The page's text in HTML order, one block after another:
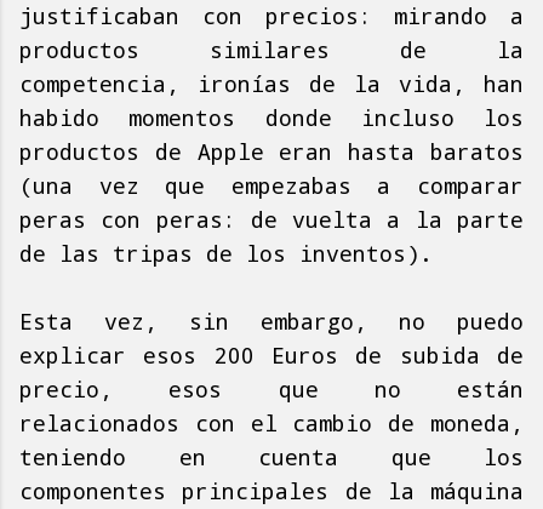
justificaban con precios: mirando a
productos similares de la
competencia, ironías de la vida, han
habido momentos donde incluso los
productos de Apple eran hasta baratos
(una vez que empezabas a comparar
peras con peras: de vuelta a la parte
de las tripas de los inventos).
Esta vez, sin embargo, no puedo
explicar esos 200 Euros de subida de
precio, esos que no están
relacionados con el cambio de moneda,
teniendo en cuenta que los
componentes principales de la máquina